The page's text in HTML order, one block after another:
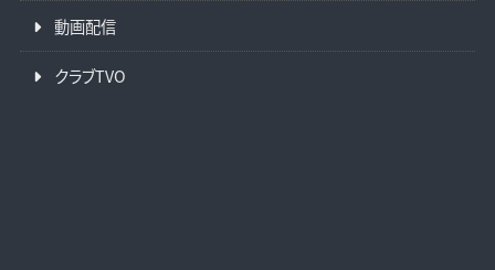
動画配信
クラブTVO